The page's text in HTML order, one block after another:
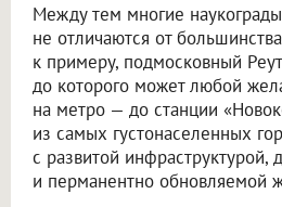
Между тем многие
не отличаются от
к примеру, подмосковный
до которого может любой
на метро — до станции
из самых густонаселенных
с развитой инфраструктурой,
и перманентно обновляемой